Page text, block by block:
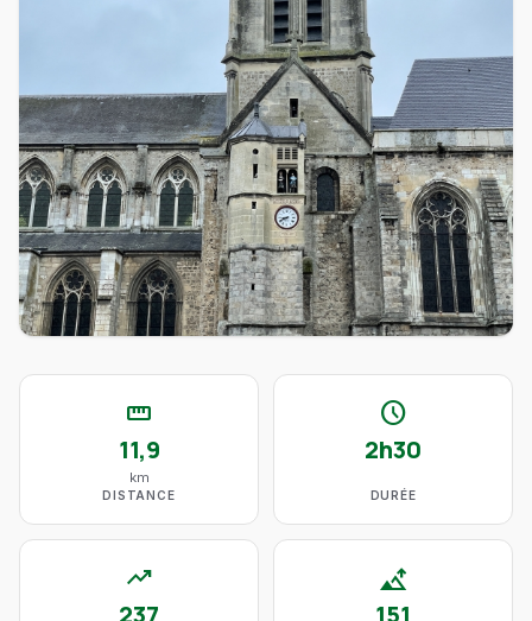
straighten
11,9
km
DISTANCE
schedule
2h30
DURÉE
trending_up
237
altitude
151